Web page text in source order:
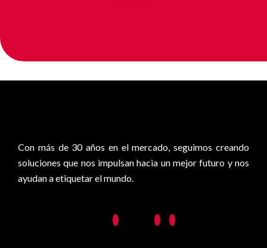
Con más de 30 años en el mercado, seguimos creando
soluciones que nos impulsan hacia un mejor futuro y nos
ayudan a etiquetar el mundo.